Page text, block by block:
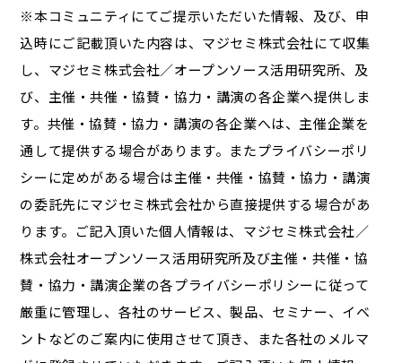
※本コミュニティにてご提示いただいた情報、及び、申
込時にご記載頂いた内容は、マジセミ株式会社にて収集
し、マジセミ株式会社／オープンソース活用研究所、及
び、主催・共催・協賛・協力・講演の各企業へ提供しま
す。共催・協賛・協力・講演の各企業へは、主催企業を
通して提供する場合があります。またプライバシーポリ
シーに定めがある場合は主催・共催・協賛・協力・講演
の委託先にマジセミ株式会社から直接提供する場合があ
ります。ご記入頂いた個人情報は、マジセミ株式会社／
株式会社オープンソース活用研究所及び主催・共催・協
賛・協力・講演企業の各プライバシーポリシーに従って
厳重に管理し、各社のサービス、製品、セミナー、イベ
ントなどのご案内に使用させて頂き、また各社のメルマ